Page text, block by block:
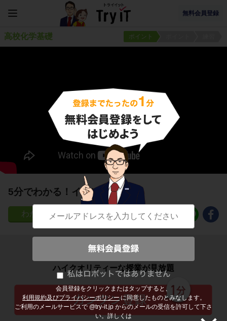
無料会員登録
会員登録をクリックまたはタップすると、
利用規約及びプライバシーポリシー に同意したものとみなします。
ご利用のメールサービスで @try-it.jp からのメールの受信を許可して下さ
い。詳しくは
高校化学基礎 ポイント
5分でわかる！イオン結合
511
子どもの勉強から大人の学び直しまで
ハイクオリティーな授業が見放題